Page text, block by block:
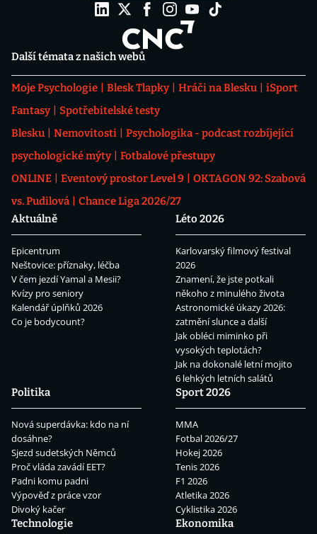
Další témata z našich webů
Moje Psychologie Blesk Tlapky Hráči na Blesku
iSport
Fantasy
Spotřebitelské testy
Blesku
Nemovitosti
Psychologika - podcast rozbíjející
psychologické mýty
Fotbalové přestupy
ONLINE
Eventový prostor Level 9
OKTAGON 92: Szabová
vs. Pudilová
Chance Liga 2026/27
Aktuálně
Epicentrum
Neštovice: příznaky, léčba
V čem jezdí Yamal a Mesii?
Kvízy pro seniory
Kalendář úplňků 2026
Co je bodycount?
Léto 2026
Karlovarský filmový festival
2026
Znamení, že jste potkali
někoho z minulého života
Astronomické úkazy 2026:
zatmění slunce a další
Jak obléci miminko při
vysokých teplotách?
Jak na dokonalé letní mojito
6 lehkých letních salátů
Politika
Nová superdávka: kdo na ní
dosáhne?
Sjezd sudetských Němců
Proč vláda zavádí EET?
Padni komu padni
Výpověď z práce vzor
Divoký kačer
Sport 2026
MMA
Fotbal 2026/27
Hokej 2026
Tenis 2026
F1 2026
Atletika 2026
Cyklistika 2026
Technologie
Ekonomika